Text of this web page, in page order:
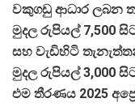
වකුගඩු ආධාර ලබන
මුදල රුපියල් 7,500
සහ වැඩිහිටි
මුදල රුපියල් 3,000
එම තීරණය 2025